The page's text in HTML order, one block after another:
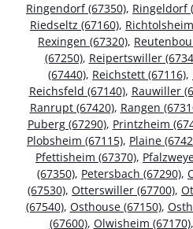
Ringendorf (67350), Ringeldorf
Riedseltz (67160),
Rexingen (67320),
(67250), Reipertswiller
(67440), Reichstett (67116),
Reichsfeld (67140), Rauwiller
Ranrupt (67420), Rangen
Puberg (67290), Printzheim
Plobsheim (67115), Plaine
Pfettisheim (67370),
(67350), Petersbach (67290),
(67530), Otterswiller (67700),
(67540), Osthouse (67150),
(67600), Olwisheim (67170),